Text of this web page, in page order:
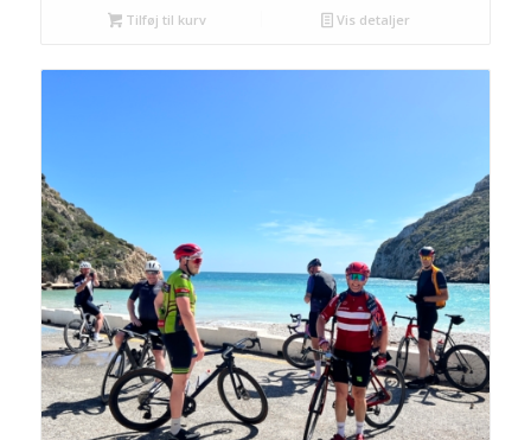
Tilføj til kurv Vis detaljer